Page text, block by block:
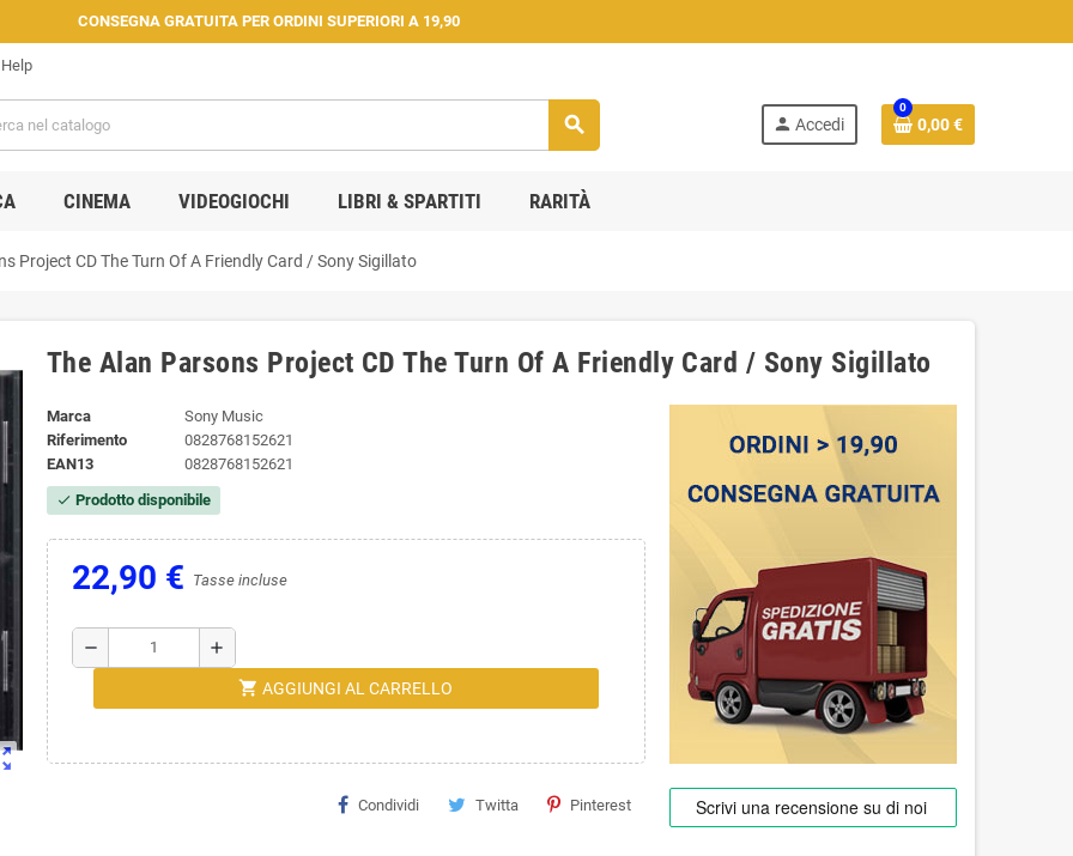
CONSEGNA GRATUITA PER ORDINI SUPERIORI A 19,90
Help
search person Accedi
0
0,00 €
CINEMA VIDEOGIOCHI LIBRI & SPARTITI RARITÀ
Project CD The Turn Of A Friendly Card / Sony Sigillato
The Alan Parsons Project CD The Turn Of A Friendly Card / Sony Sigillato
Marca
Sony Music
Riferimento
0828768152621
EAN13
0828768152621
check Prodotto disponibile
22,90 € Tasse incluse
remove add
shopping_cart AGGIUNGI AL CARRELLO
Condividi Twitta Pinterest